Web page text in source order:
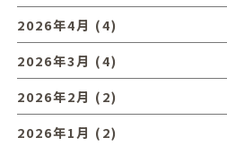
2026年4月 (4)
2026年3月 (4)
2026年2月 (2)
2026年1月 (2)